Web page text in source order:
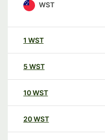
WST
1 WST
5 WST
10WST
20WST